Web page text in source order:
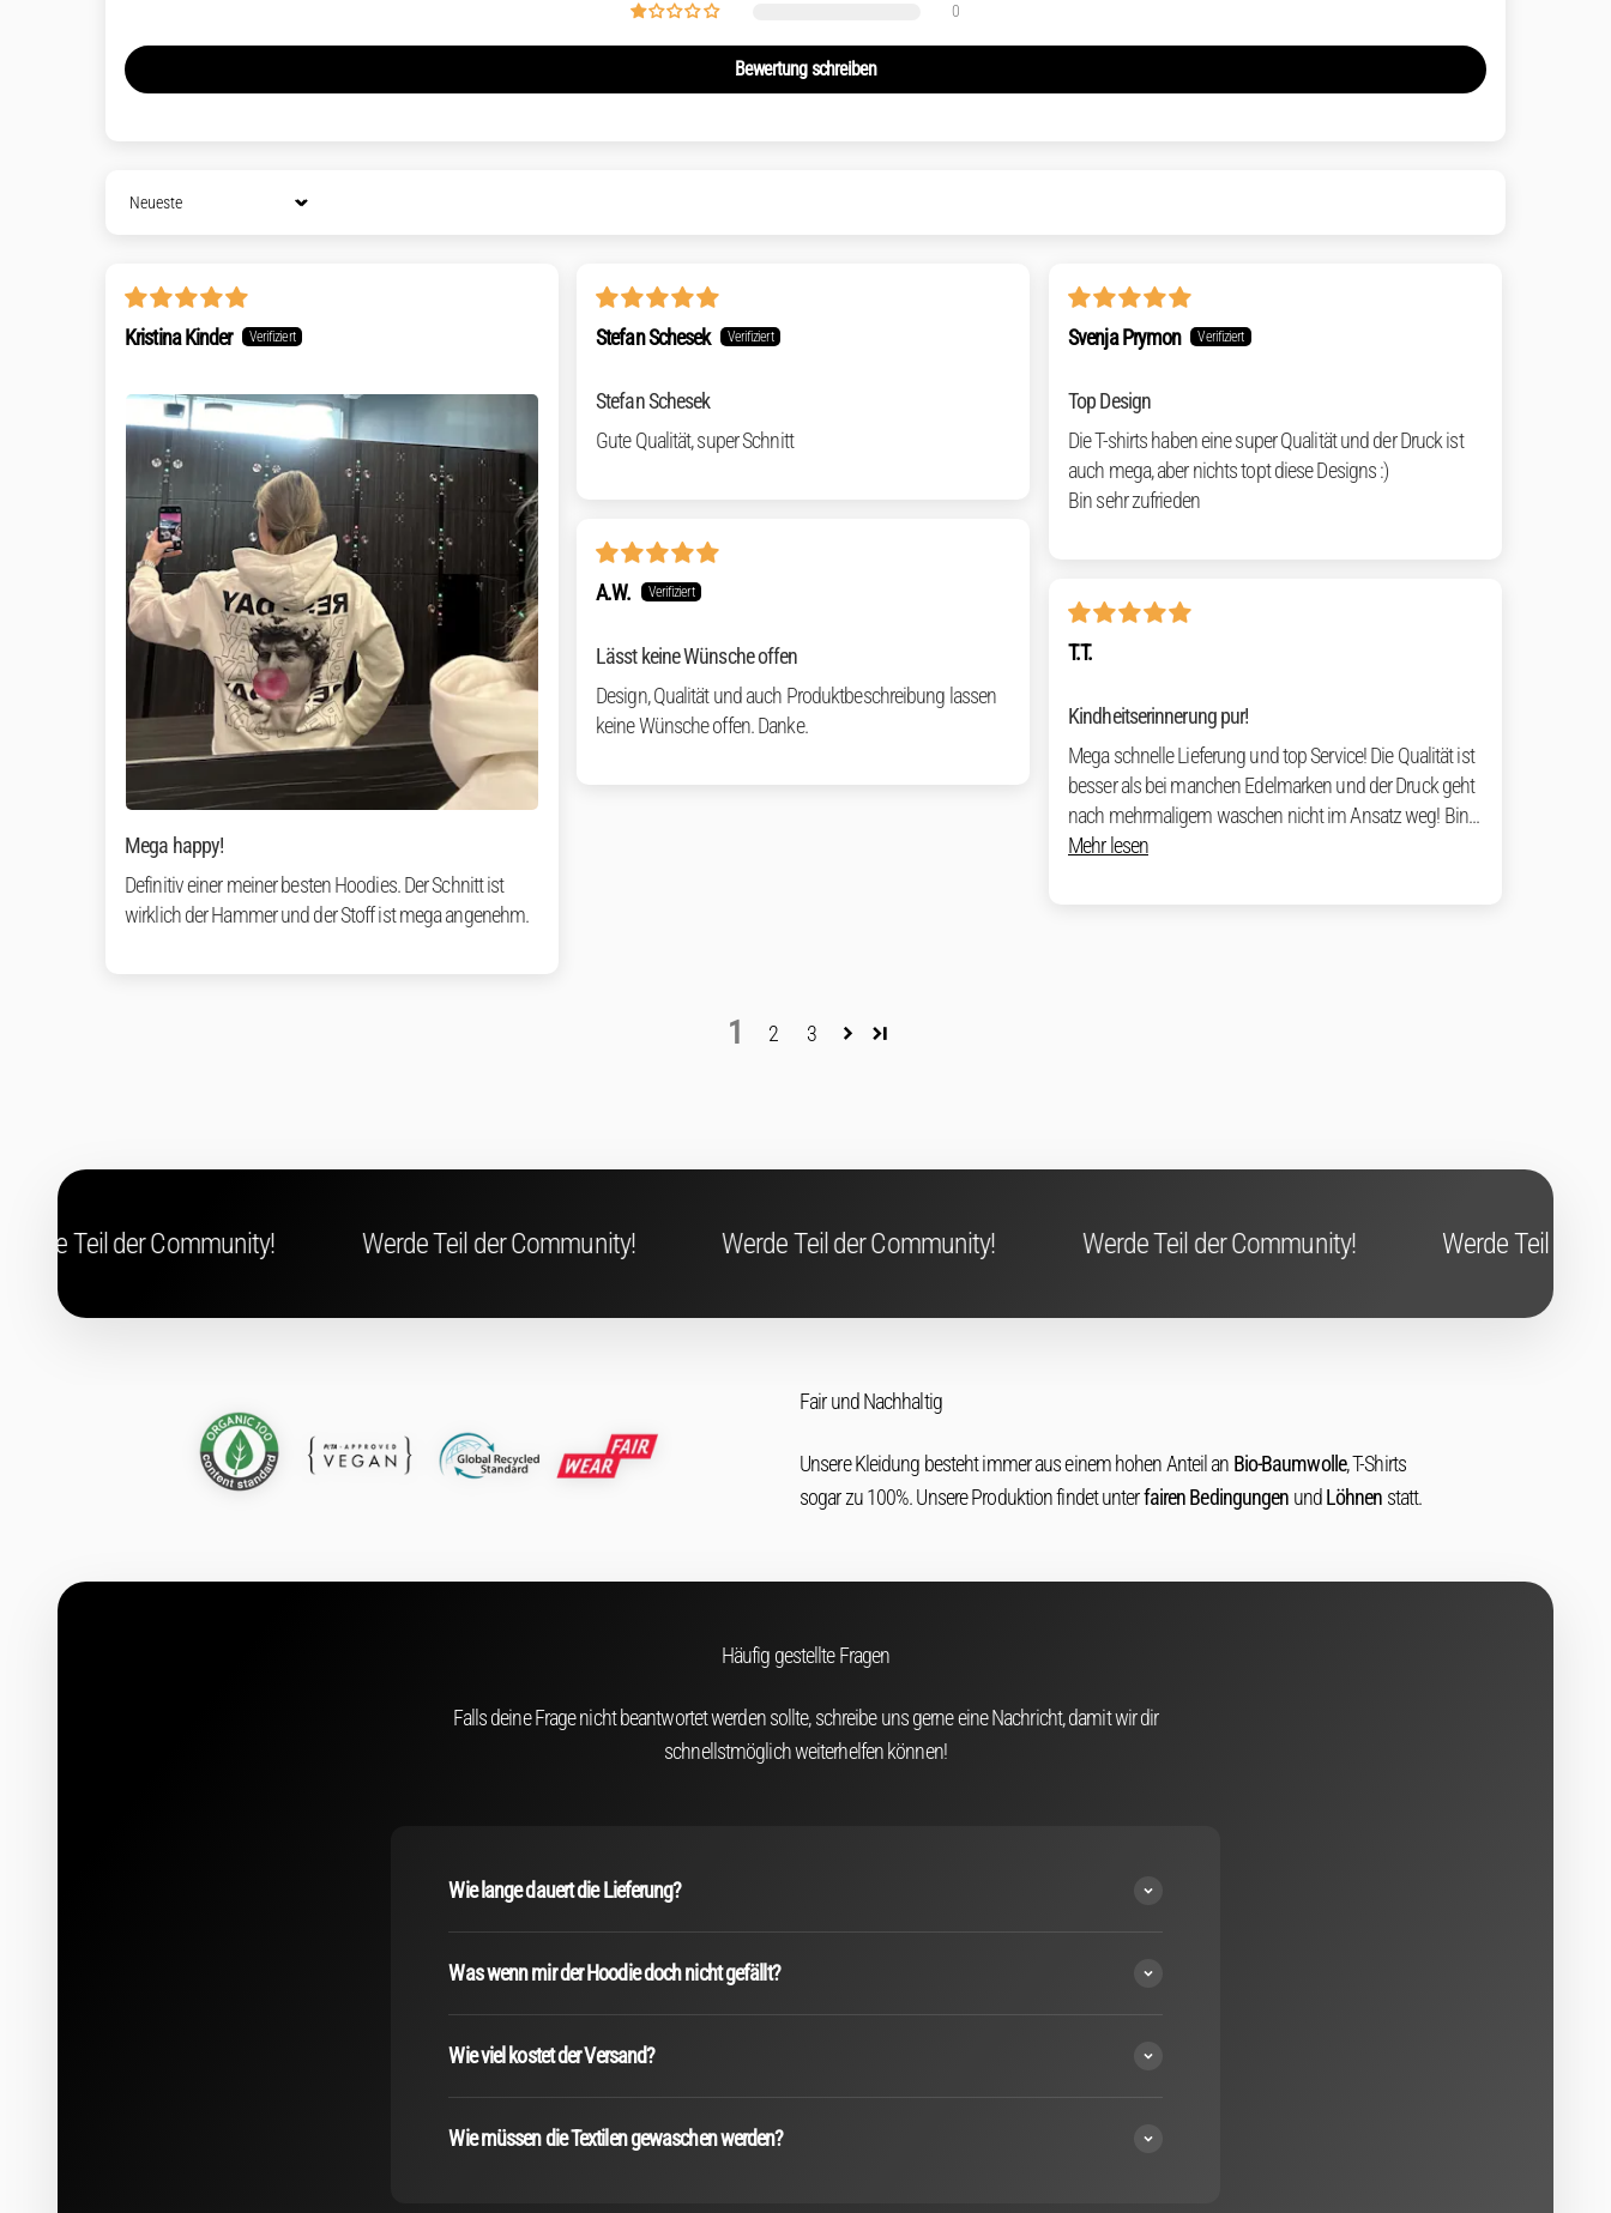
0
Bewertung schreiben
Sort by
Kristina Kinder
Mega happy!
Definitiv einer meiner besten Hoodies. Der Schnitt ist
wirklich der Hammer und der Stoff ist mega angenehm.
Stefan Schesek
Stefan Schesek
Gute Qualität, super Schnitt
Svenja Prymon
Top Design
Die T-shirts haben eine super Qualität und der Druck ist
auch mega, aber nichts topt diese Designs :)
Bin sehr zufrieden
A.W.
Lässt keine Wünsche offen
Design, Qualität und auch Produktbeschreibung lassen
keine Wünsche offen. Danke.
T.T.
Kindheitserinnerung pur!
Mega schnelle Lieferung und top Service! Die Qualität ist
besser als bei manchen Edelmarken und der Druck geht
nach mehrmaligem waschen nicht im Ansatz weg! Bin...
Mehr lesen
1 2 3
Werde Teil der Community! Werde Teil der Community! Werde Teil der Community! Werde Teil der Community!
Fair und Nachhaltig
Unsere Kleidung besteht immer aus einem hohen Anteil an Bio-Baumwolle, T-Shirts
sogar zu 100%. Unsere Produktion findet unterfairen Bedingungen undLöhnen statt.
Häufig gestellte Fragen
Falls deine Frage nicht beantwortet werden sollte, schreibe uns gerne eine Nachricht, damit wir dir
schnellstmöglich weiterhelfen können!
Wie lange dauert die Lieferung?
Was wenn mir der Hoodie doch nicht gefällt?
Wie viel kostet der Versand?
Wie müssen die Textilen gewaschen werden?